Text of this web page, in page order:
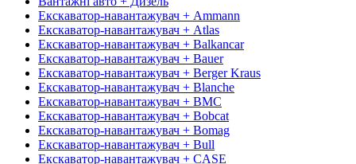
Екскаватор-навантажувач + Ammann
Екскаватор-навантажувач + Atlas
Екскаватор-навантажувач + Balkancar
Екскаватор-навантажувач + Bauer
Екскаватор-навантажувач + Berger Kraus
Екскаватор-навантажувач + Blanche
Екскаватор-навантажувач + BMC
Екскаватор-навантажувач + Bobcat
Екскаватор-навантажувач + Bomag
Екскаватор-навантажувач + Bull
Екскаватор-навантажувач + CASE